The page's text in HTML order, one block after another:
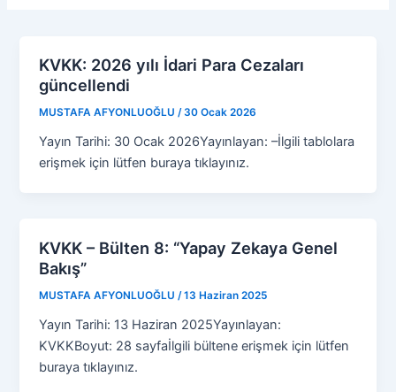
KVKK: 2026 yılı İdari Para Cezaları
güncellendi
MUSTAFA AFYONLUOĞLU/30 Ocak 2026
Yayın Tarihi: 30 Ocak 2026Yayınlayan: –İlgili tablolara
erişmek için lütfen buraya tıklayınız.
KVKK – Bülten 8: “Yapay Zekaya Genel
Bakış”
MUSTAFA AFYONLUOĞLU/13 Haziran 2025
Yayın Tarihi: 13 Haziran 2025Yayınlayan:
KVKKBoyut: 28 sayfaİlgili bültene erişmek için lütfen
buraya tıklayınız.